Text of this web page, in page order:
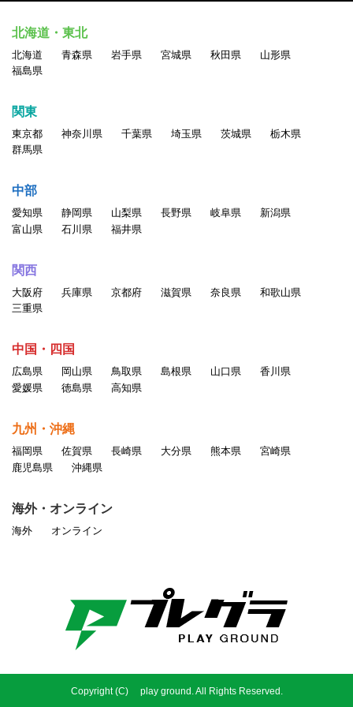
北海道・東北
北海道 青森県 岩手県 宮城県 秋田県
山形県
福島県
関東
東京都 神奈川県 千葉県 埼玉県 茨城県
栃木県
群馬県
中部
愛知県 静岡県 山梨県 長野県 岐阜県
新潟県
富山県
石川県 福井県
関西
大阪府 兵庫県 京都府 滋賀県 奈良県
和歌山県
三重県
中国・四国
広島県 岡山県 鳥取県 島根県 山口県
香川県
愛媛県
徳島県 高知県
九州・沖縄
福岡県 佐賀県 長崎県 大分県 熊本県
宮崎県
鹿児島県
沖縄県
海外・オンライン
海外 オンライン
Copyright (C) play ground. All Rights Reserved.